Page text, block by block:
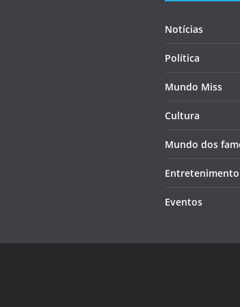
Notícias
Política
Mundo Miss
Cultura
Mundo dos
Entretenimento
Eventos